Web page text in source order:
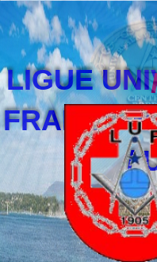
LIGUE
FRANCS-
/